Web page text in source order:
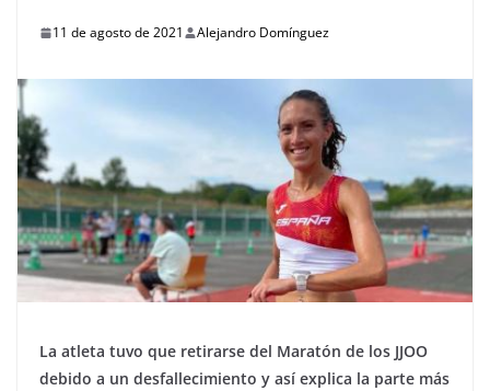
11 de agosto de 2021 Alejandro Domínguez
La atleta tuvo que retirarse del Maratón de los JJOO
debido a un desfallecimiento y así explica la parte más